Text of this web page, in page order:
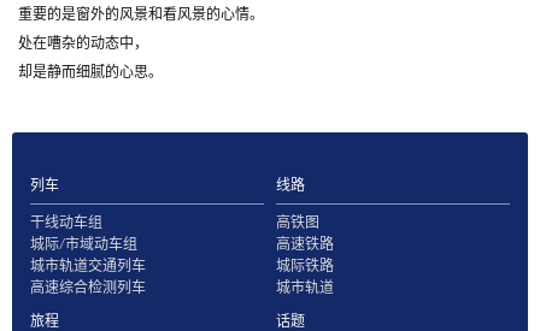
重要的是窗外的风景和看风景的心情。
处在嘈杂的动态中，
却是静而细腻的心思。
列车
干线动车组
城际/市域动车组
城市轨道交通列车
高速综合检测列车
线路
高铁图
高速铁路
城际铁路
城市轨道
旅程
话题